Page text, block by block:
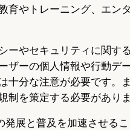
育やトレーニング、エン
ーやセキュリティに関す
ザーの個人情報や行動デ
十分な注意が必要です。
を策定する必要がありま
展と普及を加速させる